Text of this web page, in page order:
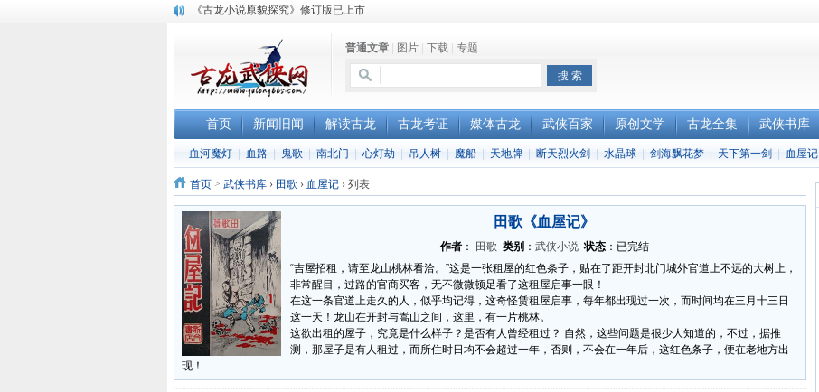
《古龙小说原貌探究》修订版已上市
“武侠书库”查缺补漏活动圆满结束普通文章 图片 下载 专题
首页 新闻旧闻 解读古龙 古龙考证 媒体古龙 武侠百家 原创文学 古龙全集 武侠书库
血河魔灯 血路 鬼歌 南北门 心灯劫 吊人树 魔船 天地牌 断天烈火剑 水晶球 剑海飘花梦 天下第一剑 血屋记
首页 > 武侠书库 › 田歌 › 血屋记 › 列表
田歌《血屋记》
作者： 田歌 类别 ： 武侠小说 状态：已完结
“吉屋招租，请至龙山桃林看洽。”这是一张租屋的红色条子，贴在了距开封北门城外官道上不远的大树上，
非常醒目，过路的官商买客，无不微微顿足看了这租屋启事一眼！
在这一条官道上走久的人，似乎均记得，这奇怪赁租屋启事，每年都出现过一次，而时间均在三月十三日
这一天！龙山在开封与嵩山之间，这里，有一片桃林。
这欲出租的屋子，究竟是什么样子？是否有人曾经租过？ 自然，这些问题是很少人知道的，不过，据推
测，那屋子是有人租过，而所住时日均不会超过一年，否则，不会在一年后，这红色条子，便在老地方出
现！